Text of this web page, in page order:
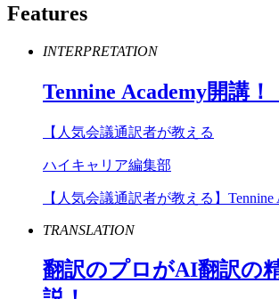
Features
INTERPRETATION
Tennine Academy開講！
【人気会議通訳者が教える
ハイキャリア編集部
【人気会議通訳者が教える】Tennine
TRANSLATION
翻訳のプロがAI翻訳の